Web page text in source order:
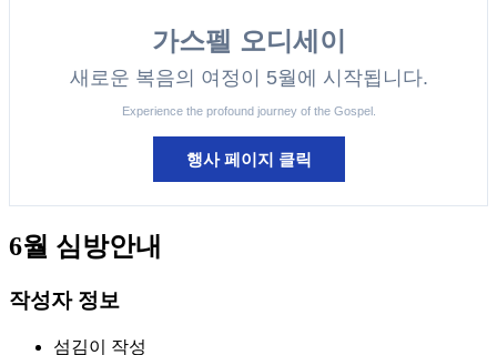
가스펠 오디세이
새로운 복음의 여정이 5월에 시작됩니다.
Experience the profound journey of the Gospel.
행사 페이지 클릭
6월 심방안내
작성자 정보
섬김이
작성